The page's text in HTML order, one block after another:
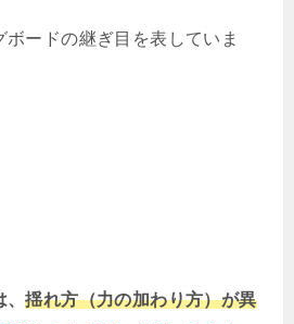
ードの継ぎ目を表していま
、揺れ方（力の加わり方）が異